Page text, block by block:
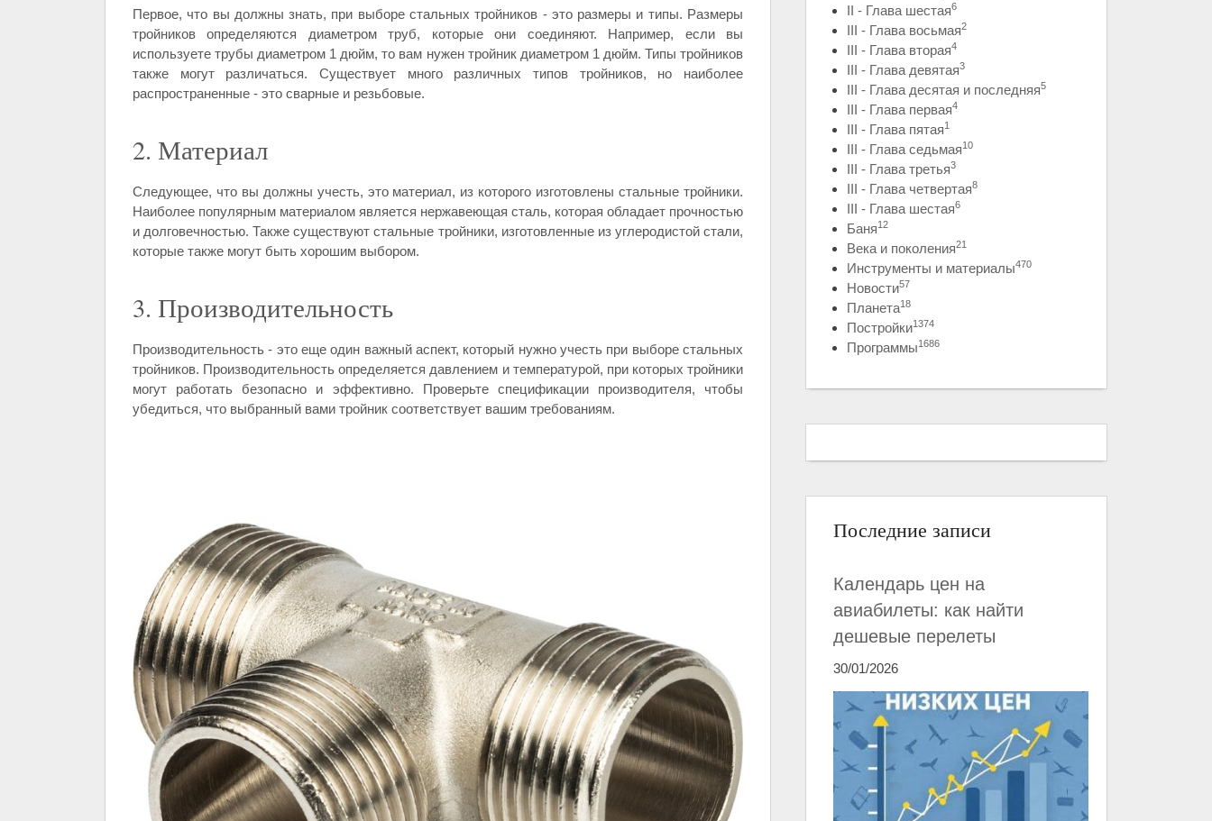
Первое, что вы должны знать, при выборе стальных тройников - это размеры и типы. Размеры
тройников определяются диаметром труб, которые они соединяют. Например, если вы
используете трубы диаметром 1 дюйм, то вам нужен тройник диаметром 1 дюйм. Типы тройников
также могут различаться. Существует много различных типов тройников, но наиболее
распространенные - это сварные и резьбовые.
2. Материал
Следующее, что вы должны учесть, это материал, из которого изготовлены стальные тройники.
Наиболее популярным материалом является нержавеющая сталь, которая обладает прочностью
и долговечностью. Также существуют стальные тройники, изготовленные из углеродистой стали,
которые также могут быть хорошим выбором.
3. Производительность
Производительность - это еще один важный аспект, который нужно учесть при выборе стальных
тройников. Производительность определяется давлением и температурой, при которых тройники
могут работать безопасно и эффективно. Проверьте спецификации производителя, чтобы
убедиться, что выбранный вами тройник соответствует вашим требованиям.
II - Глава шестая6
III - Глава восьмая2
III - Глава вторая4
III - Глава девятая3
III - Глава десятая и последняя5
III - Глава первая4
III - Глава пятая1
III - Глава седьмая10
III - Глава третья3
III - Глава четвертая8
III - Глава шестая6
Баня12
Века и поколения21
Инструменты и материалы470
Новости57
Планета18
Постройки1374
Программы1686
Последние записи
Календарь цен на
авиабилеты: как найти
дешевые перелеты
30/01/2026